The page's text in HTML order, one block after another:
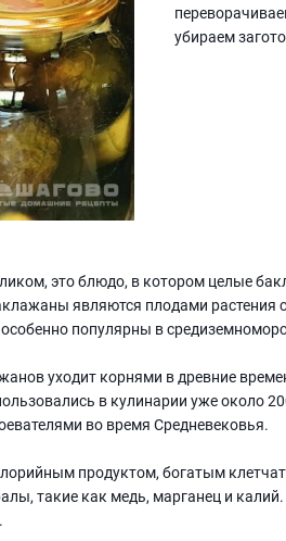
убираем
это блюдо, в котором целые
являются плодами
популярны в
уходит корнями в древние
в кулинарии уже около
во время Средневековья.
продуктом, богатым
такие как медь, марганец и